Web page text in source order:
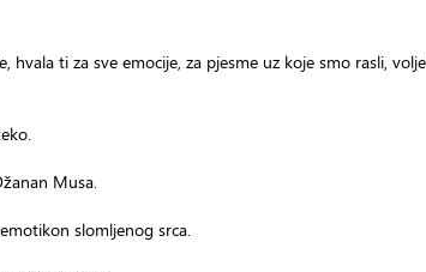
ti za sve emocije, za pjesme uz koje smo rasli,
Musa.
slomljenog srca.